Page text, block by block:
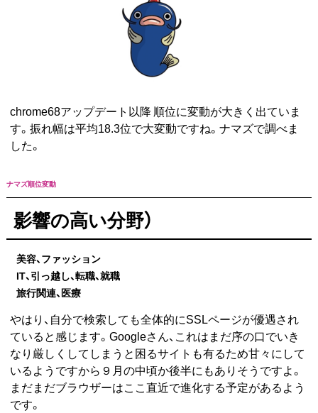
chrome68アップデート以降 順位に変動が大きく出ていま
す。振れ幅は平均18.3位で大変動ですね。ナマズで調べま
した。
ナマズ順位変動
影響の高い分野）
美容、ファッション
IT、引っ越し、転職、就職
旅行関連、医療
やはり、自分で検索しても全体的にSSLページが優遇され
ていると感じます。Googleさん、これはまだ序の口でいき
なり厳しくしてしまうと困るサイトも有るため甘々にして
いるようですから９月の中頃か後半にもありそうですよ。
まだまだブラウザーはここ直近で進化する予定があるよう
です。